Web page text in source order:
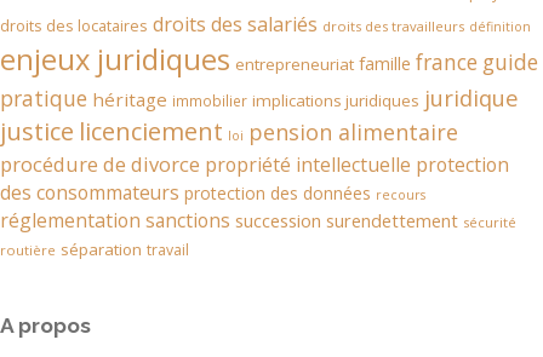
droits des locataires droits des salariés droits des travailleurs définition
enjeux juridiques entrepreneuriat famille france guide
pratique héritage immobilier implications juridiques juridique
justice licenciement loi pension alimentaire
procédure de divorce propriété intellectuelle protection
des consommateurs protection des données recours
réglementation sanctions succession surendettement sécurité
routière séparation travail
A propos